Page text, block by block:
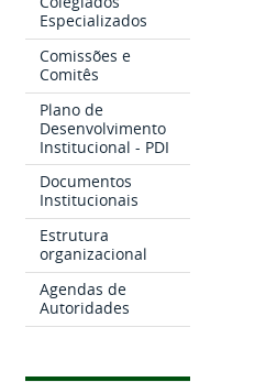
Especializados
Comissões e
Comitês
Plano de
Desenvolvimento
Institucional - PDI
Documentos
Institucionais
Estrutura
organizacional
Agendas de
Autoridades